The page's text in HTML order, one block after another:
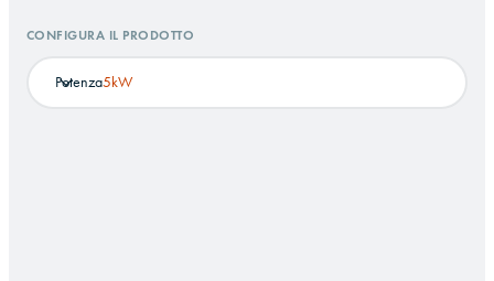
CONFIGURA IL PRODOTTO
Potenza5kW